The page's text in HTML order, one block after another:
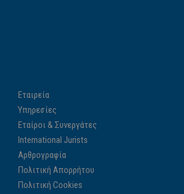
Εταιρεία
Υπηρεσίες
Εταίροι & Συνεργάτες
International Jurists
Αρθρογραφία
Πολιτική Απορρήτου
Πολιτική Cookies